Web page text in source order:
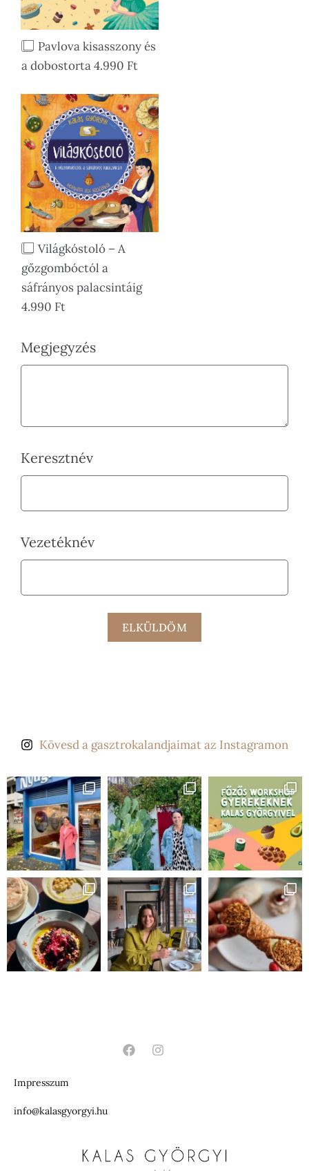
Pavlova kisasszony és
a dobostorta 4.990 Ft
Világkóstoló – A
gőzgombóctól a
sáfrányos palacsintáig
4.990 Ft
Megjegyzés
Keresztnév
Vezetéknév
ELKÜLDÖM
Kövesd a gasztrokalandjaimat az Instagramon
Impresszum
info@kalasgyorgyi.hu